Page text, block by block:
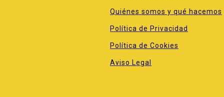
Quiénes somos y qué hacemos
Política de Privacidad
Política de Cookies
Aviso Legal